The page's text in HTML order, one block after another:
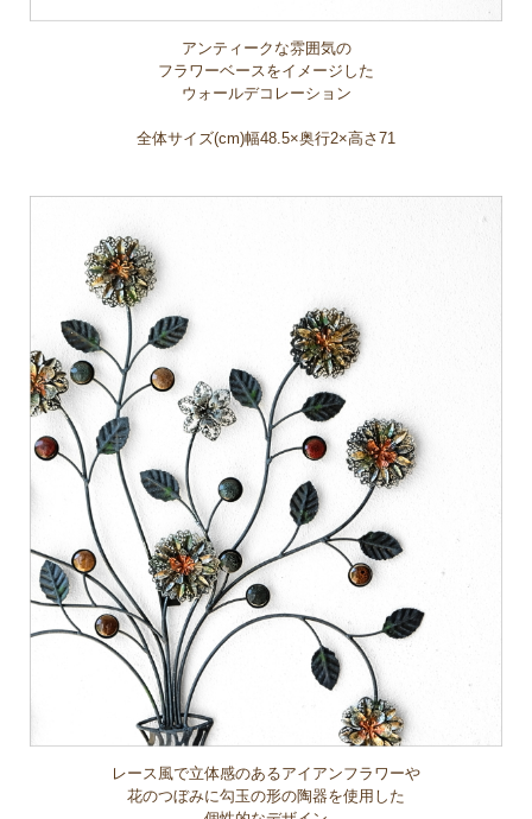
アンティークな雰囲気の
フラワーベースをイメージした
ウォールデコレーション
全体サイズ(cm)幅48.5×奥行2×高さ71
レース風で立体感のあるアイアンフラワーや
花のつぼみに勾玉の形の陶器を使用した